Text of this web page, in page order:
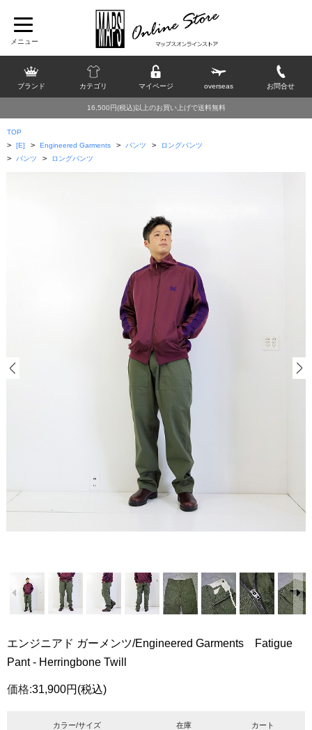
ブランド カテゴリ マイページ overseas お問合せ
16,500円(税込)以上のお買い上げで送料無料
TOP
> [E] > Engineered Garments > パンツ > ロングパンツ
> パンツ > ロングパンツ
エンジニアド ガーメンツ/Engineered Garments Fatigue
Pant - Herringbone Twill
価格:31,900円 (税込)
カラー/サイズ 在庫 カート